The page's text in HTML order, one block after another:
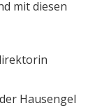
mit diesen
Hausengel